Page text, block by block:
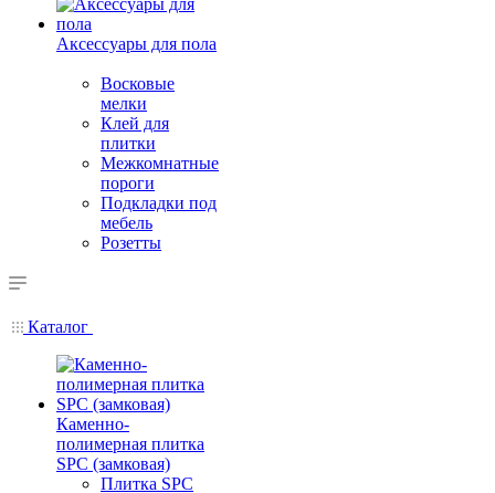
Аксессуары для пола
Восковые
мелки
Клей для
плитки
Межкомнатные
пороги
Подкладки под
мебель
Розетты
Каталог
Каменно-
полимерная плитка
SPC (замковая)
Плитка SPC